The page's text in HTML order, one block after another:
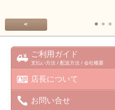
<
ご利用ガイド
支払い方法 / 配送方法 / 会社概要
店長について
お問い合せ